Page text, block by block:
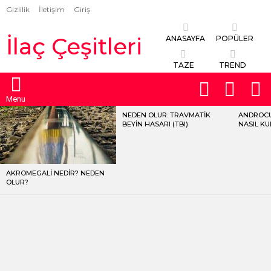
Gizlilik İletişim Giriş
İlaç Çeşitleri ANASAYFA POPÜLER
TAZE TREND
Menu
SWITCH
SKIN
LATEST
STORIES
AKROMEGALI NEDIR? NEDEN
OLUR?
NEDEN OLUR: TRAVMATIK
BEYIN HASARI (TBI)
NASIL